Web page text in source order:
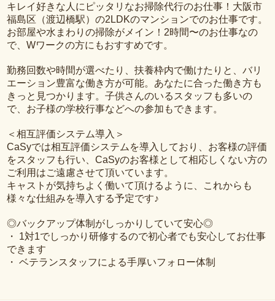
キレイ好きな人にピッタリなお掃除代行のお仕事！大阪市
福島区（渡辺橋駅）の2LDKのマンションでのお仕事です。
お部屋や水まわりの掃除がメイン！2時間〜のお仕事なの
で、Wワークの方にもおすすめです。
勤務回数や時間が選べたり、扶養枠内で働けたりと、バリ
エーション豊富な働き方が可能。あなたに合った働き方も
きっと見つかります。子供さんのいるスタッフも多いの
で、お子様の学校行事などへの参加もできます。
＜相互評価システム導入＞
CaSyでは相互評価システムを導入しており、お客様の評価
をスタッフも行い、CaSyのお客様として相応しくない方の
ご利用はご遠慮させて頂いています。
キャストが気持ちよく働いて頂けるように、これからも
様々な仕組みを導入する予定です♪
◎バックアップ体制がしっかりしていて安心◎
・ 1対1でしっかり研修するので初心者でも安心してお仕事
できます
・ ベテランスタッフによる手厚いフォロー体制